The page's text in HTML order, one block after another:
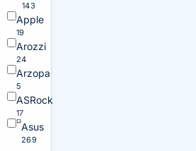
143
Apple
19
Arozzi
24
Arzopa
5
ASRock
17
Asus
269